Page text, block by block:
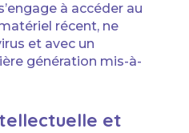
à accéder au
récent, ne
et avec un
génération mis-à-
et